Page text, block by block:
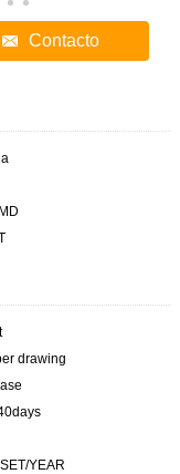
Contacto
drawing
YEAR